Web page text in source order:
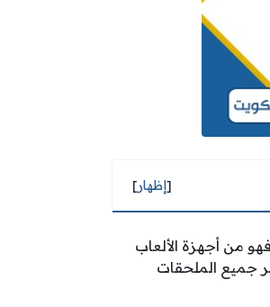
[إظهار]
من أجهزة الألعاب
5 بأسعار تنافسية، مع توفر جميع الملحقات